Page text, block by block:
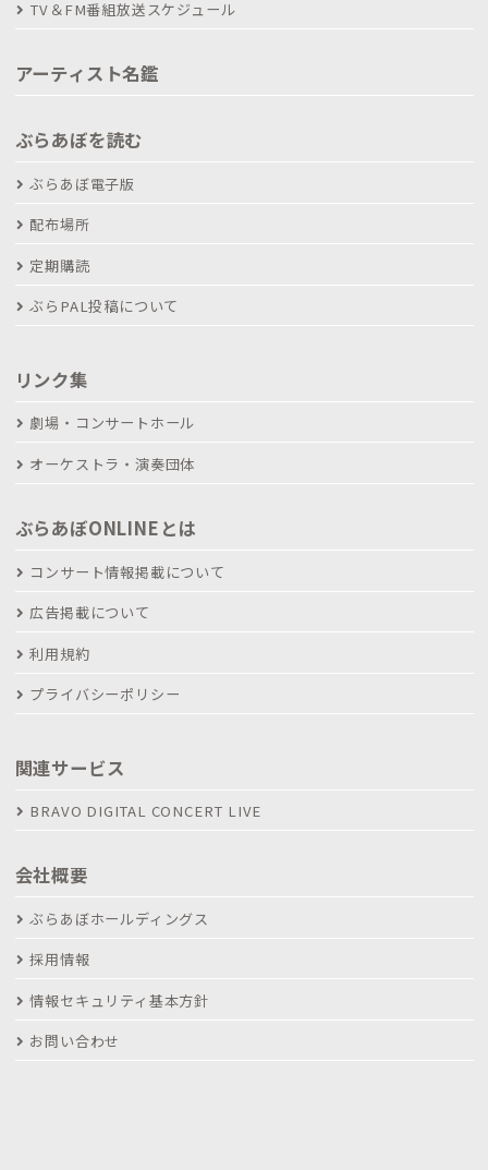
TV＆FM番組放送スケジュール
アーティスト名鑑
ぶらあぼを読む
ぶらあぼ電子版
配布場所
定期購読
ぶらPAL投稿について
リンク集
劇場・コンサートホール
オーケストラ・演奏団体
ぶらあぼONLINEとは
コンサート情報掲載について
広告掲載について
利用規約
プライバシーポリシー
関連サービス
BRAVO DIGITAL CONCERT LIVE
会社概要
ぶらあぼホールディングス
採用情報
情報セキュリティ基本方針
お問い合わせ